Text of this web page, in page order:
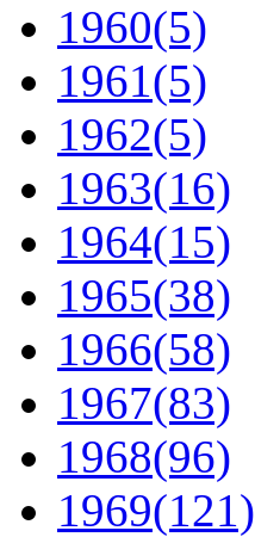
1960(5)
1961(5)
1962(5)
1963(16)
1964(15)
1965(38)
1966(58)
1967(83)
1968(96)
1969(121)